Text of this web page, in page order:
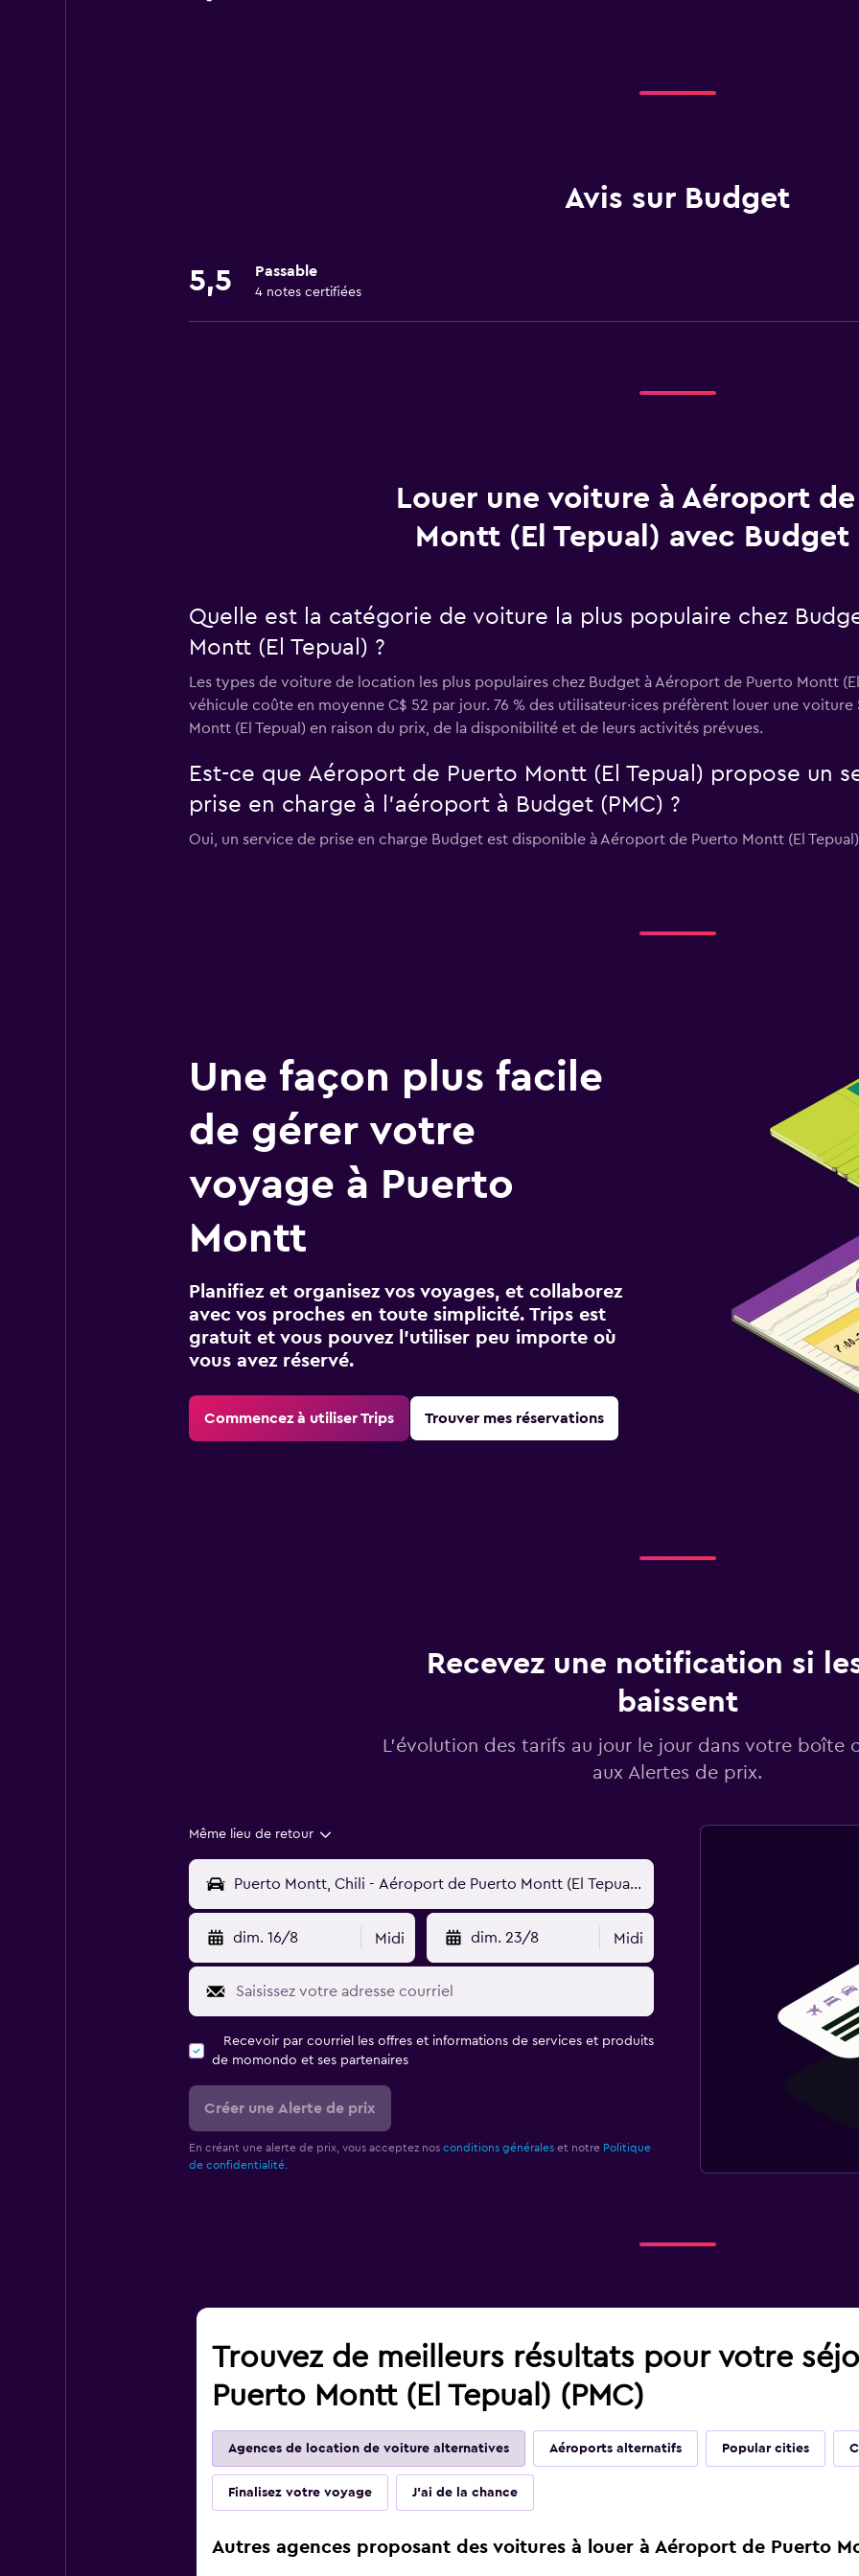
Avis sur Budget
5,5 Passable
4 notes certifiées
Louer une voiture à Aéroport
Montt (El Tepual) avec Budget
Quelle est la catégorie de voiture la plus populaire chez
Montt (El Tepual) ?
Les types de voiture de location les plus populaires chez Budget à Aéroport de Puerto Montt
véhicule coûte en moyenne C$ 52 par jour. 76 % des utilisateur·ices préfèrent louer une
Montt (El Tepual) en raison du prix, de la disponibilité et de leurs activités prévues.
Est-ce que Aéroport de Puerto Montt (El Tepual) propose un
prise en charge à l’aéroport à Budget (PMC) ?
Oui, un service de prise en charge Budget est disponible à Aéroport de Puerto Montt (El Tepual)
Une façon plus facile
de gérer votre
voyage à Puerto
Montt
Planifiez et organisez vos voyages, et collaborez
avec vos proches en toute simplicité. Trips est
gratuit et vous pouvez l’utiliser peu importe où
vous avez réservé.
Commencez à utiliser Trips Trouver mes réservations
Recevez une notification si
baissent
L’évolution des tarifs au jour le jour dans votre boîte
aux Alertes de prix.
Même lieu de retour
dim. 16/8 Midi dim. 23/8 Midi
Recevoir par courriel les offres et informations de services et produits
de momondo et ses partenaires
Créer une Alerte de prix
En créant une alerte de prix, vous acceptez nos conditions généraleset notre Politique
de confidentialité.
Trouvez de meilleurs résultats pour votre
Puerto Montt (El Tepual) (PMC)
Agences de location de voiture alternatives Aéroports alternatifs Popular cities
Finalisez votre voyage J'ai de la chance
Autres agences proposant des voitures à louer à Aéroport de Puerto